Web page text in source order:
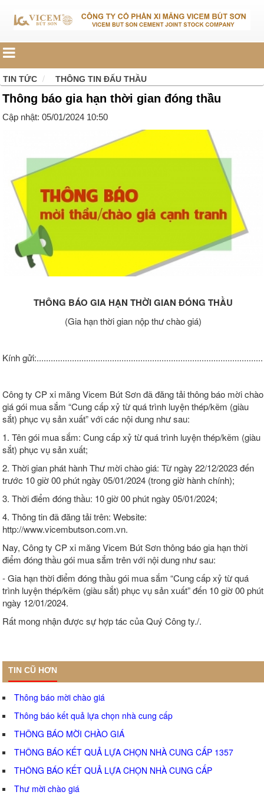
TIN TỨC THÔNG TIN ĐẤU THẦU
Thông báo gia hạn thời gian đóng thầu
Cập nhật: 05/01/2024 10:50
THÔNG BÁO GIA HẠN THỜI GIAN ĐÓNG THẦU
(Gia hạn thời gian nộp thư chào giá)
Kính gửi:................................................................................................
Công ty CP xi măng Vicem Bút Sơn đã đăng tải thông báo mời chào
giá gói mua sắm “Cung cấp xỷ từ quá trình luyện thép/kẽm (giàu
sắt) phục vụ sản xuất” với các nội dung như sau:
1. Tên gói mua sắm: Cung cấp xỷ từ quá trình luyện thép/kẽm (giàu
sắt) phục vụ sản xuất;
2. Thời gian phát hành Thư mời chào giá: Từ ngày 22/12/2023 đến
trước 10 giờ 00 phút ngày 05/01/2024 (trong giờ hành chính);
3. Thời điểm đóng thầu: 10 giờ 00 phút ngày 05/01/2024;
4. Thông tin đã đăng tải trên: Website:
http://www.vicembutson.com.vn.
Nay, Công ty CP xi măng Vicem Bút Sơn thông báo gia hạn thời
điểm đóng thầu gói mua sắm trên với nội dung như sau:
- Gia hạn thời điểm đóng thầu gói mua sắm “Cung cấp xỷ từ quá
trình luyện thép/kẽm (giàu sắt) phục vụ sản xuất” đến 10 giờ 00 phút
ngày 12/01/2024.
Rất mong nhận được sự hợp tác của Quý Công ty./.
TIN CŨ HƠN
Thông báo mời chào giá
Thông báo kết quả lựa chọn nhà cung cấp
THÔNG BÁO MỜI CHÀO GIÁ
THÔNG BÁO KẾT QUẢ LỰA CHỌN NHÀ CUNG CẤP 1357
THÔNG BÁO KẾT QUẢ LỰA CHỌN NHÀ CUNG CẤP
Thư mời chào giá